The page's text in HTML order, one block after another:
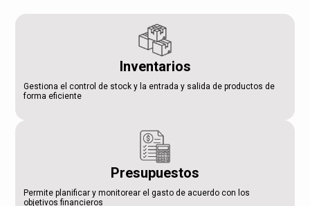
Inventarios
Gestiona el control de stock y la entrada y salida de productos de
forma eficiente
Presupuestos
Permite planificar y monitorear el gasto de acuerdo con los
objetivos financieros